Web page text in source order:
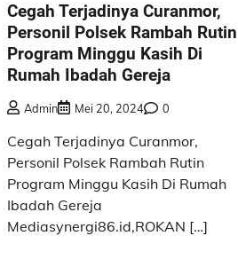
Cegah Terjadinya Curanmor,
Personil Polsek Rambah Rutin
Program Minggu Kasih Di
Rumah Ibadah Gereja
Admin Mei 20, 2024 0
Cegah Terjadinya Curanmor,
Personil Polsek Rambah Rutin
Program Minggu Kasih Di Rumah
Ibadah Gereja
Mediasynergi86.id,ROKAN […]